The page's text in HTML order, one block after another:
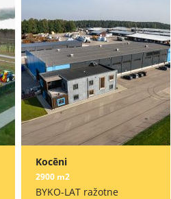
Kocēni
2900 m2
BYKO-LAT ražotne